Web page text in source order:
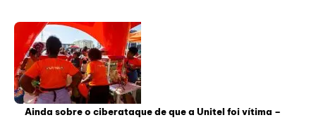
Ainda sobre o ciberataque de que a Unitel foi vítima –